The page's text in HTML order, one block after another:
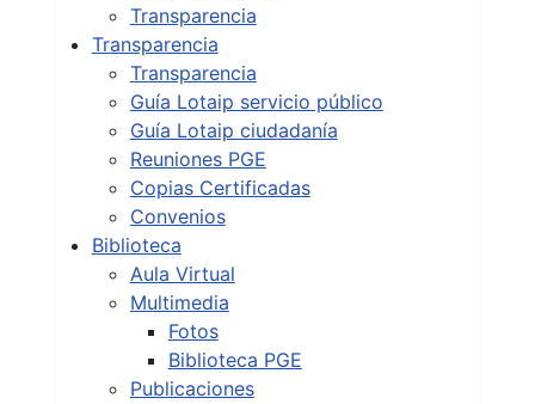
Transparencia
Transparencia
Transparencia
Guía Lotaip servicio público
Guía Lotaip ciudadanía
Reuniones PGE
Copias Certificadas
Convenios
Biblioteca
Aula Virtual
Multimedia
Fotos
Biblioteca PGE
Publicaciones